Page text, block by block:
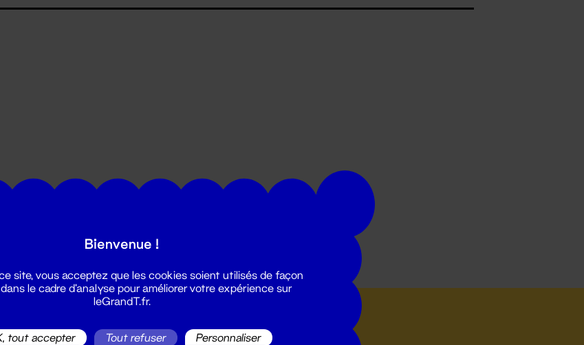
les actualités du Grand T :
Bienvenue !
site, vous acceptez que les cookies soient utilisés de façon
le cadre d'analyse pour améliorer votre expérience sur
leGrandT.fr.
tout accepter Tout refuser Personnaliser